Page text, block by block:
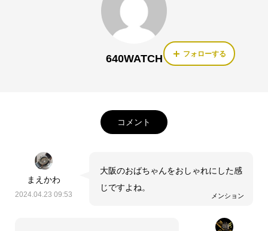
640WATCH フォローする
コメント
まえかわ
2024.04.23 09:53 メンション
大阪のおばちゃんをおしゃれにした感
じですよね。